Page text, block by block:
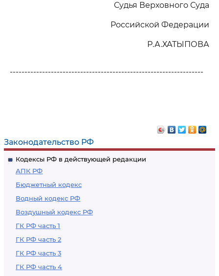
Законодательство РФ
Кодексы РФ в действующей редакции
АПК РФ
Бюджетный кодекс
Водный кодекс РФ
Воздушный кодекс РФ
ГК РФ часть 1
ГК РФ часть 2
ГК РФ часть 3
ГК РФ часть 4
Судья Верховного Суда
Российской Федерации
Р.А.ХАТЫПОВА
------------------------------------------------------------------